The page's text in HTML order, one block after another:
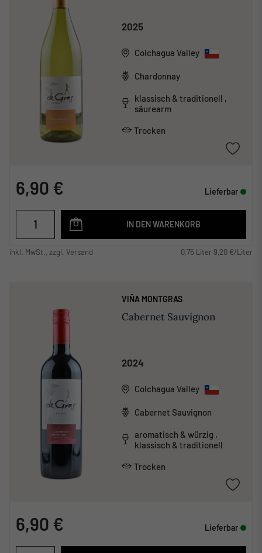
2025
Colchagua Valley
Chardonnay
klassisch & traditionell ,
säurearm
Trocken
6,90 € Lieferbar
IN DEN WARENKORB
inkl. MwSt., zzgl. Versand 0,75 Liter 9,20 €/Liter
VIÑA MONTGRAS
Cabernet Sauvignon
2024
Colchagua Valley
Cabernet Sauvignon
aromatisch & würzig ,
klassisch & traditionell
Trocken
6,90 € Lieferbar